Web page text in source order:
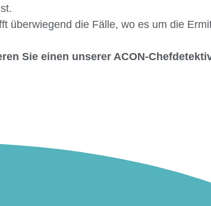
überwiegend die Fälle, wo es um die
Sie einen unserer ACON-